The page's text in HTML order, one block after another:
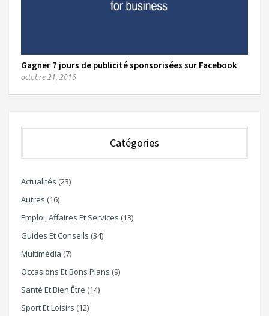
Gagner 7 jours de publicité sponsorisées sur Facebook
octobre 21, 2016
Catégories
Actualités (23)
Autres (16)
Emploi, Affaires Et Services (13)
Guides Et Conseils (34)
Multimédia (7)
Occasions Et Bons Plans (9)
Santé Et Bien Être (14)
Sport Et Loisirs (12)